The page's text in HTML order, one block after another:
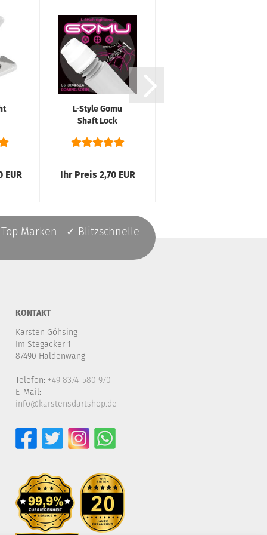
EUR
L-Style Gomu
Shaft Lock
Ihr Preis 2,70 EUR
Marken ✓ Blitzschnelle
KONTAKT
Karsten Göhsing
Im Stegacker 1
87490 Haldenwang
Telefon: +49 8374-580 970
E-Mail:
info@karstensdartshop.de